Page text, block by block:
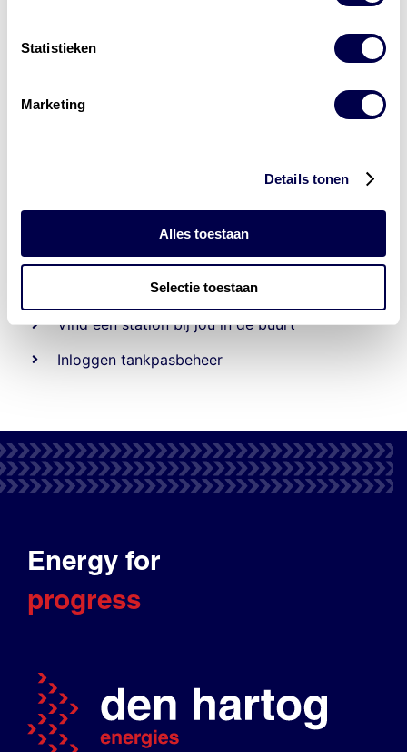
Statistieken
Marketing
Details tonen
Alles toestaan
Selectie toestaan
Den Hartog tank- en laadpas
Vind een station bij jou in de buurt
Inloggen tankpasbeheer
Energy for
progress